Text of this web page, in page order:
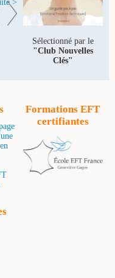
>
-
>
Sélectionné par le
"Club Nouvelles
Clés"
Formations EFT
certifiantes